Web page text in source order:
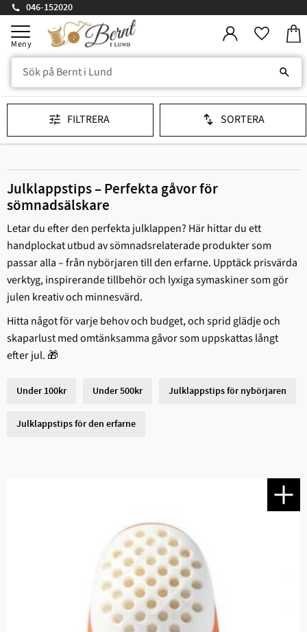
Meny
046-152020
Julklappstips – Perfekta gåvor för
sömnadsälskare
Letar du efter den perfekta julklappen? Här hittar du ett
handplockat utbud av sömnadsrelaterade produkter som
passar alla – från nybörjaren till den erfarne. Upptäck prisvärda
verktyg, inspirerande tillbehör och lyxiga symaskiner som gör
julen kreativ och minnesvärd.
Hitta något för varje behov och budget, och sprid glädje och
skaparlust med omtänksamma gåvor som uppskattas långt
efter jul. 🎁
Under 100kr Under 500kr Julklappstips för nybörjaren
Julklappstips för den erfarne
FILTRERA SORTERA